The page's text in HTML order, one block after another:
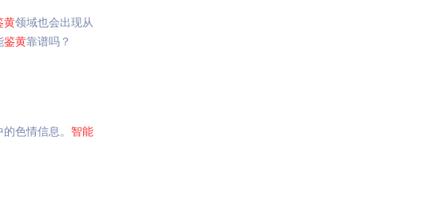
黄领域也会出现从
鉴黄靠谱吗？
色情信息。 智能